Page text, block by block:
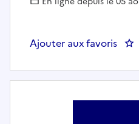
Ajouter aux favoris :